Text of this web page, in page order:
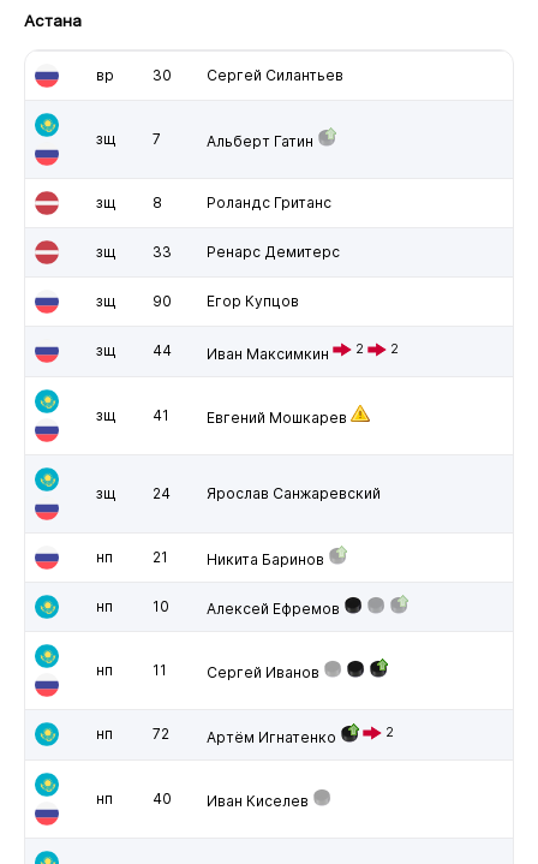
Астана
вр 30 Сергей Силантьев
зщ 7 Альберт Гатин
зщ 8 Роландс Гританс
зщ 33 Ренарс Демитерс
зщ 90 Егор Купцов
зщ 44 Иван Максимкин 2 2
зщ 41 Евгений Мошкарев
зщ 24 Ярослав Санжаревский
нп 21 Никита Баринов
нп 10 Алексей Ефремов
нп 11 Сергей Иванов
нп 72 Артём Игнатенко 2
нп 40 Иван Киселев